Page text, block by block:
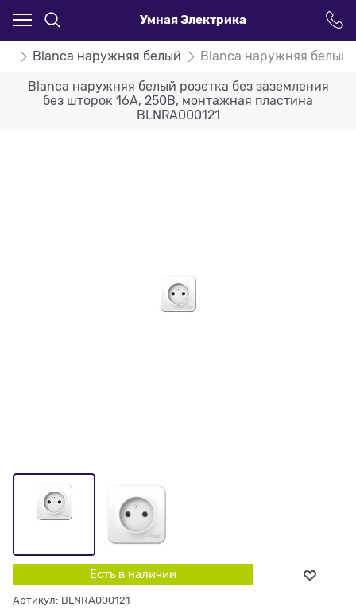
Умная Электрика
Blanca наружняя белый Blanca наружняя белый
Blanca наружняя белый розетка без заземления
без шторок 16А, 250В, монтажная пластина
BLNRA000121
Есть в наличии
Артикул: BLNRA000121